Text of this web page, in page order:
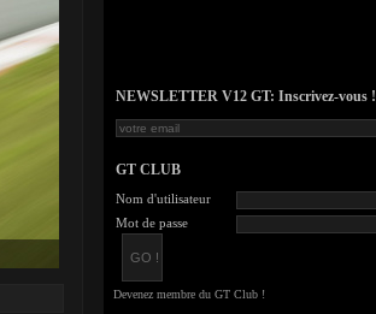
NEWSLETTER V12 GT: Inscrivez-vous !
GT CLUB
Nom d'utilisateur
Mot de passe